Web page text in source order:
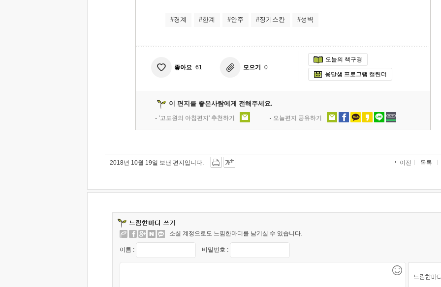
#경계 #한계 #안주 #징기스칸 #성벽
좋아요 61 모으기 0
오늘의 책구경
옹달샘 프로그램 캘린더
이 편지를 좋은사람에게 전해주세요.
'고도원의 아침편지' 추천하기 오늘편지 공유하기
2018년 10월 19일 보낸 편지입니다. 이전 목록
소셜 계정으로도 느낌한마디를 남기실 수 있습니다.
이름 : 비밀번호 :